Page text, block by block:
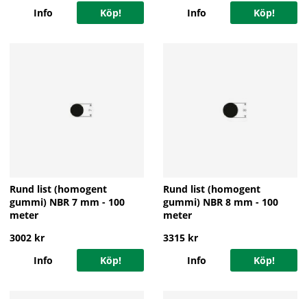
Köp!
Info
Köp!
Info
Rund list (homogent
gummi) NBR 7 mm - 100
meter
3002 kr
Köp!
Info
Rund list (homogent
gummi) NBR 8 mm - 100
meter
3315 kr
Köp!
Info